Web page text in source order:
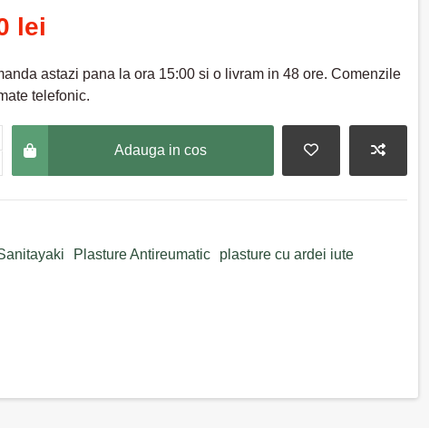
lei
astazi pana la ora 15:00 si o livram in 48 ore. Comenzile
telefonic.
Adauga in cos
Plasture Antireumatic plasture cu ardei iute